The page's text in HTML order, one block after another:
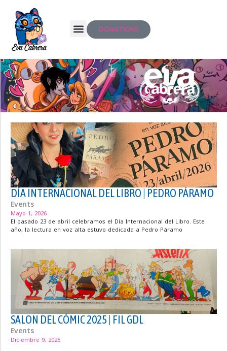
DONATIONS
DÍA INTERNACIONAL DEL LIBRO | PEDRO PÁRAMO
Events
Mayo 1, 2026
El pasado 23 de abril celebramos el Día Internacional del Libro. Este
año, la lectura en voz alta estuvo dedicada a Pedro Páramo
SALON DEL CÓMIC 2025 | FIL GDL
Events
Diciembre 9, 2025